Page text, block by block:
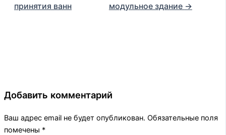
принятия ванн
модульное здание →
Добавить комментарий
Ваш адрес email не будет опубликован. Обязательные поля
помечены *